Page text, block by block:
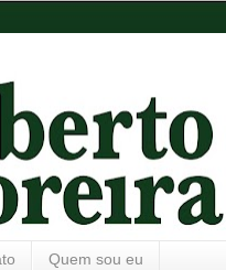
Quem sou eu